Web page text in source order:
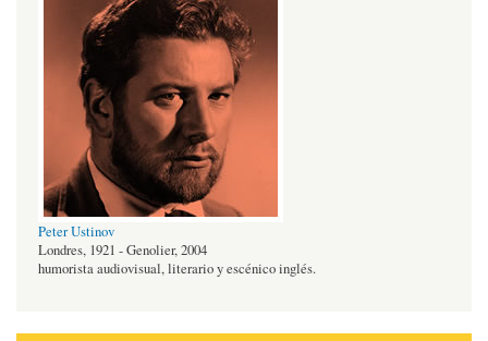
Peter Ustinov
Londres, 1921 - Genolier, 2004
humorista audiovisual, literario y escénico inglés.